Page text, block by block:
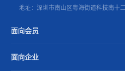
地址：深圳市南山区粤海街道科技南十
面向会员
面向企业